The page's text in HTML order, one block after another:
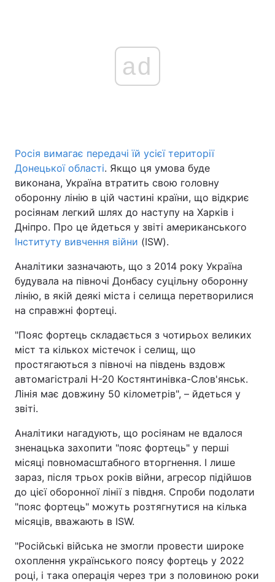
ad
Росія вимагає передачі їй усієї території
Донецької області. Якщо ця умова буде
виконана, Україна втратить свою головну
оборонну лінію в цій частині країни, що відкриє
росіянам легкий шлях до наступу на Харків і
Дніпро. Про це йдеться у звіті американського
Інституту вивчення війни (ISW).
Аналітики зазначають, що з 2014 року Україна
будувала на півночі Донбасу суцільну оборонну
лінію, в якій деякі міста і селища перетворилися
на справжні фортеці.
"Пояс фортець складається з чотирьох великих
міст та кількох містечок і селищ, що
простягаються з півночі на південь вздовж
автомагістралі H-20 Костянтинівка-Слов'янськ.
Лінія має довжину 50 кілометрів", – йдеться у
звіті.
Аналітики нагадують, що росіянам не вдалося
зненацька захопити "пояс фортець" у перші
місяці повномасштабного вторгнення. І лише
зараз, після трьох років війни, агресор підійшов
до цієї оборонної лінії з півдня. Спроби подолати
"пояс фортець" можуть розтягнутися на кілька
місяців, вважають в ISW.
"Російські війська не змогли провести широке
охоплення українського поясу фортець у 2022
році, і така операція через три з половиною роки